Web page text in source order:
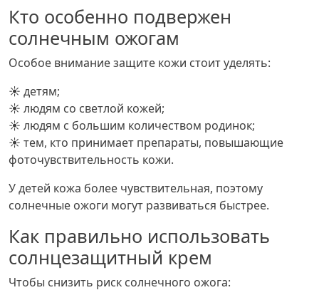
Кто особенно подвержен
солнечным ожогам
Особое внимание защите кожи стоит уделять:
☀ детям;
☀ людям со светлой кожей;
☀ людям с большим количеством родинок;
☀ тем, кто принимает препараты, повышающие
фоточувствительность кожи.
У детей кожа более чувствительная, поэтому
солнечные ожоги могут развиваться быстрее.
Как правильно использовать
солнцезащитный крем
Чтобы снизить риск солнечного ожога: